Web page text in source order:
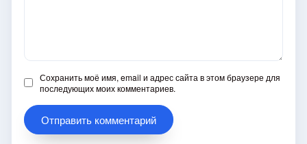
Сохранить моё имя, email и адрес сайта в этом браузере для
последующих моих комментариев.